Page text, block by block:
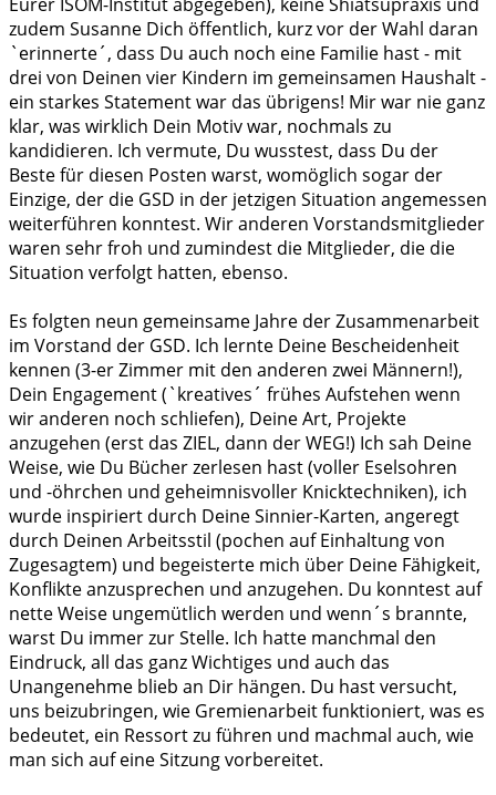
zudem Susanne Dich öffentlich, kurz vor der Wahl daran
`erinnerte´, dass Du auch noch eine Familie hast - mit
drei von Deinen vier Kindern im gemeinsamen Haushalt -
ein starkes Statement war das übrigens! Mir war nie ganz
klar, was wirklich Dein Motiv war, nochmals zu
kandidieren. Ich vermute, Du wusstest, dass Du der
Beste für diesen Posten warst, womöglich sogar der
Einzige, der die GSD in der jetzigen Situation angemessen
weiterführen konntest. Wir anderen Vorstandsmitglieder
waren sehr froh und zumindest die Mitglieder, die die
Situation verfolgt hatten, ebenso.
Es folgten neun gemeinsame Jahre der Zusammenarbeit
im Vorstand der GSD. Ich lernte Deine Bescheidenheit
kennen (3-er Zimmer mit den anderen zwei Männern!),
Dein Engagement (`kreatives´ frühes Aufstehen wenn
wir anderen noch schliefen), Deine Art, Projekte
anzugehen (erst das ZIEL, dann der WEG!) Ich sah Deine
Weise, wie Du Bücher zerlesen hast (voller Eselsohren
und -öhrchen und geheimnisvoller Knicktechniken), ich
wurde inspiriert durch Deine Sinnier-Karten, angeregt
durch Deinen Arbeitsstil (pochen auf Einhaltung von
Zugesagtem) und begeisterte mich über Deine Fähigkeit,
Konflikte anzusprechen und anzugehen. Du konntest auf
nette Weise ungemütlich werden und wenn´s brannte,
warst Du immer zur Stelle. Ich hatte manchmal den
Eindruck, all das ganz Wichtiges und auch das
Unangenehme blieb an Dir hängen. Du hast versucht,
uns beizubringen, wie Gremienarbeit funktioniert, was es
bedeutet, ein Ressort zu führen und machmal auch, wie
man sich auf eine Sitzung vorbereitet.